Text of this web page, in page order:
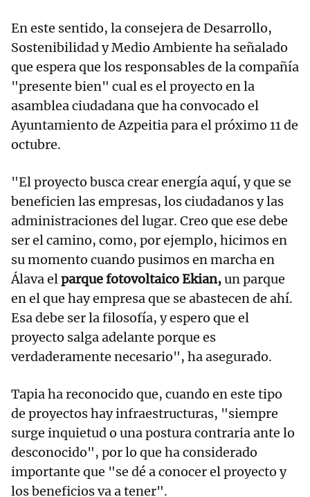
En este sentido, la consejera de Desarrollo,
Sostenibilidad y Medio Ambiente ha señalado
que espera que los responsables de la compañía
"presente bien" cual es el proyecto en la
asamblea ciudadana que ha convocado el
Ayuntamiento de Azpeitia para el próximo 11 de
octubre.
"El proyecto busca crear energía aquí, y que se
beneficien las empresas, los ciudadanos y las
administraciones del lugar. Creo que ese debe
ser el camino, como, por ejemplo, hicimos en
su momento cuando pusimos en marcha en
Álava elparque fotovoltaico Ekian,un parque
en el que hay empresa que se abastecen de ahí.
Esa debe ser la filosofía, y espero que el
proyecto salga adelante porque es
verdaderamente necesario", ha asegurado.
Tapia ha reconocido que, cuando en este tipo
de proyectos hay infraestructuras, "siempre
surge inquietud o una postura contraria ante lo
desconocido", por lo que ha considerado
importante que "se dé a conocer el proyecto y
los beneficios va a tener".